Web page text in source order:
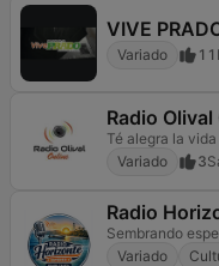
VIVE
Variado 11
Radio
Té alegra la vida
Variado
3
Radio
Sembrando
Variado